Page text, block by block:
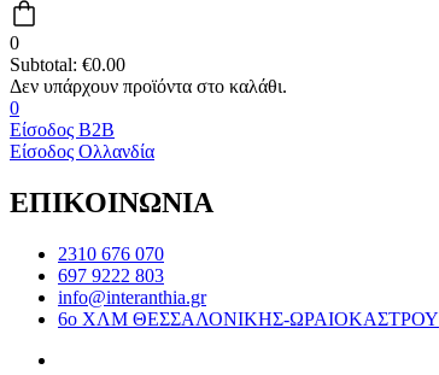
0
Subtotal: €0.00
0
Είσοδος B2B
Είσοδος Ολλανδία
ΕΠΙΚΟΙΝΩΝΙΑ
2310 676 070
697 9222 803
info@interanthia.gr
6ο ΧΛΜ ΘΕΣΣΑΛΟΝΙΚΗΣ-ΩΡΑΙΟΚΑΣΤΡΟΥ